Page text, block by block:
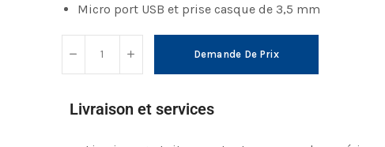
Micro port USB et prise casque de 3,5 mm
Demande De Prix
Livraison et services